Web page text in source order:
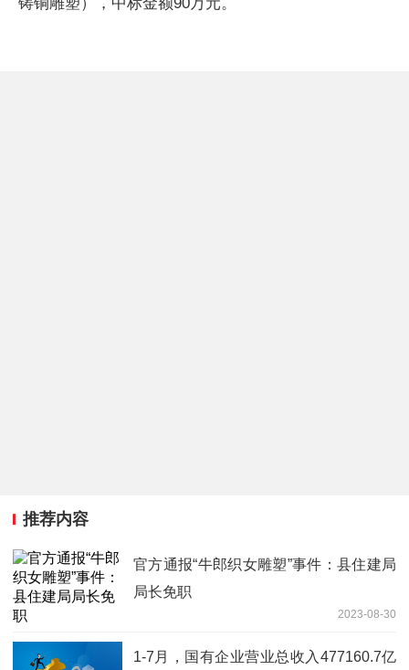
推荐内容
官方通报“牛郎织女雕塑”事件：县住建局
局长免职
2023-08-30
1-7月，国有企业营业总收入477160.7亿